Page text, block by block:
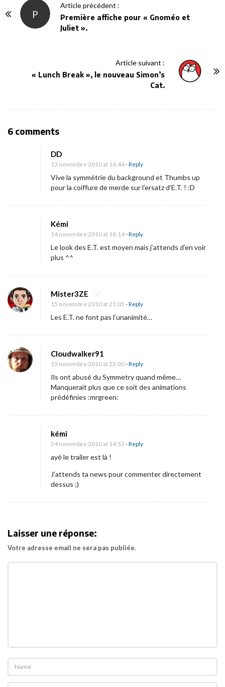
P
Article précédent :
Première affiche pour « Gnoméo et
Juliet ».
Article suivant :
« Lunch Break », le nouveau Simon’s
Cat.
6 commentsO
P
e
è
r
e
a
g
e
p
u
r
«
M
r
s
N
e
M
o
m
DD
13 novembre 2010 at 16:44- Reply
Vive la symmétrie du background et Thumbs up
pour la coiffure de merde sur l’ersatz d’E.T. ! :D
Kémi
14 novembre 2010 at 18:14- Reply
Le look des E.T. est moyen mais j’attends d’en voir
plus ^^
Mister3ZE
15 novembre 2010 at 21:05 - Reply
Les E.T. ne font pas l’unanimité…
Cloudwalker91
15 novembre 2010 at 22:00- Reply
Ils ont abusé du Symmetry quand même…
Manquerait plus que ce soit des animations
prédéfinies :mrgreen:
kémi
24 novembre 2010 at 14:53 - Reply
ayé le trailer est là !
J’attends ta news pour commenter directement
dessus ;)
Laisser une réponse:
Votre adresse email ne sera pas publiée.